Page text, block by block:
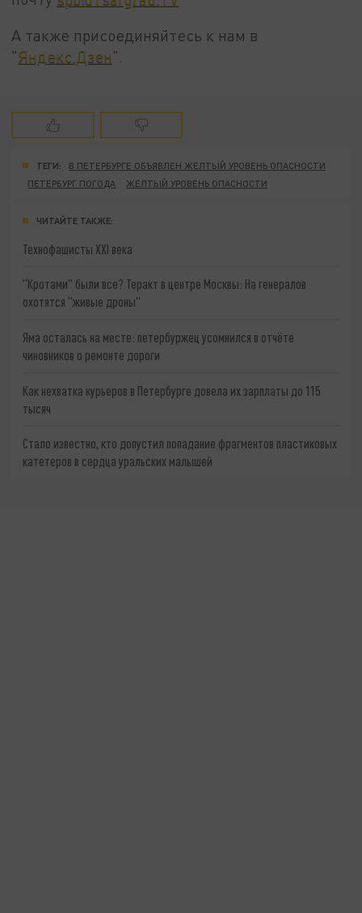
А также присоединяйтесь к нам в
"Яндекс.Дзен".
ТЕГИ:
В ПЕТЕРБУРГЕ ОБЪЯВЛЕН ЖЕЛТЫЙ УРОВЕНЬ ОПАСНОСТИ
ПЕТЕРБУРГ ПОГОДА
ЖЕЛТЫЙ УРОВЕНЬ ОПАСНОСТИ
ЧИТАЙТЕ ТАКЖЕ:
Технофашисты XXI века
"Кротами" были все? Теракт в центре Москвы: На генералов
охотятся "живые дроны"
Яма осталась на месте: петербуржец усомнился в отчёте
чиновников о ремонте дороги
Как нехватка курьеров в Петербурге довела их зарплаты до 115
тысяч
Стало известно, кто допустил попадание фрагментов пластиковых
катетеров в сердца уральских малышей